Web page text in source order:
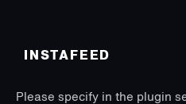
INSTAFEED
Please specify in the plugin